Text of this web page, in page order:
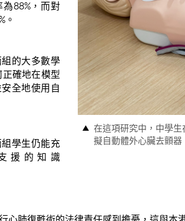
在這項研究中，中學
擬自動體外心臟去顫器
88%，而對
。
的大多數學
正確地在模型
全地使用自
學生仍能充
援的知識